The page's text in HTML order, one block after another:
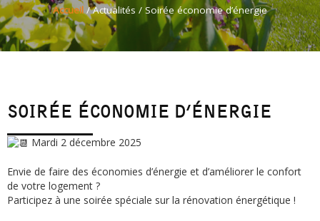
Accueil/Actualités / Soirée économie d’énergie
SOIRÉE ÉCONOMIE D’ÉNERGIE
Mardi 2 décembre 2025
Envie de faire des économies d’énergie et d’améliorer le confort
de votre logement ?
Participez à une soirée spéciale sur la rénovation énergétique !